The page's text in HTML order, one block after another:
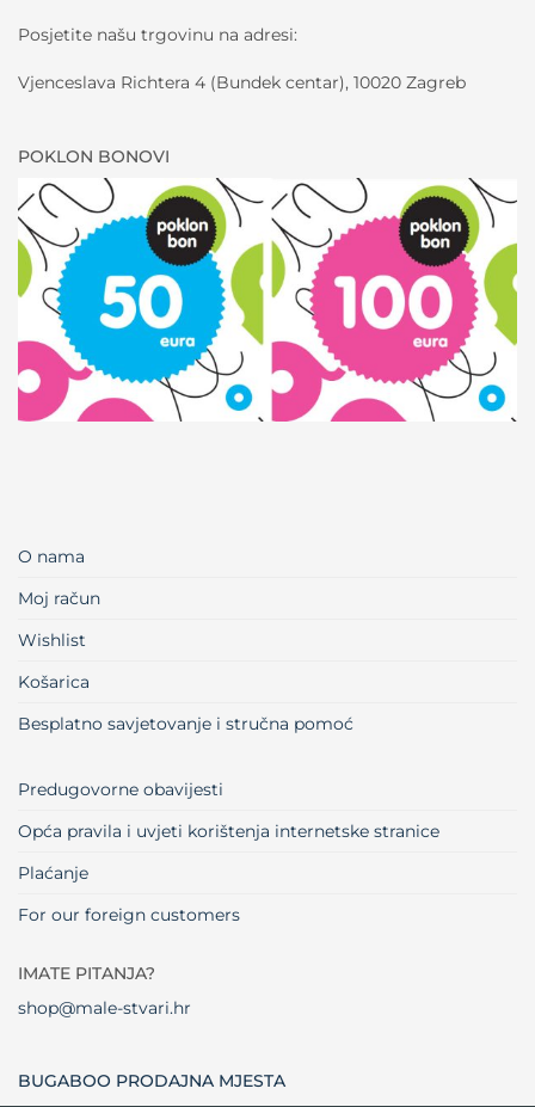
Posjetite našu trgovinu na adresi:
Vjenceslava Richtera 4 (Bundek centar), 10020 Zagreb
POKLON BONOVI
O nama
Moj račun
Wishlist
Košarica
Besplatno savjetovanje i stručna pomoć
Predugovorne obavijesti
Opća pravila i uvjeti korištenja internetske stranice
Plaćanje
For our foreign customers
IMATE PITANJA?
shop@male-stvari.hr
BUGABOO PRODAJNA MJESTA